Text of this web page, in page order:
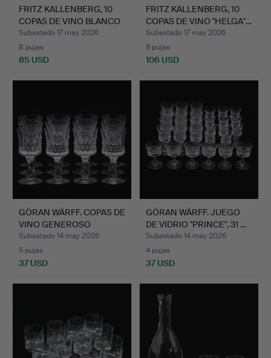
FRITZ KALLENBERG, 10
COPAS DE VINO BLANCO
…
Subastado 17 may 2026
8 pujas
85 USD
FRITZ KALLENBERG, 10
COPAS DE VINO "HELGA"…
Subastado 17 may 2026
9 pujas
106 USD
GÖRAN WÄRFF. COPAS DE
VINO GENEROSO
"PRINC…
Subastado 14 may 2026
5 pujas
37 USD
GÖRAN WÄRFF. JUEGO
DE VIDRIO "PRINCE", 31 …
Subastado 14 may 2026
4 pujas
37 USD